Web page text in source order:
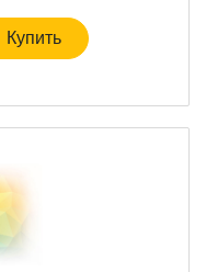
Купить